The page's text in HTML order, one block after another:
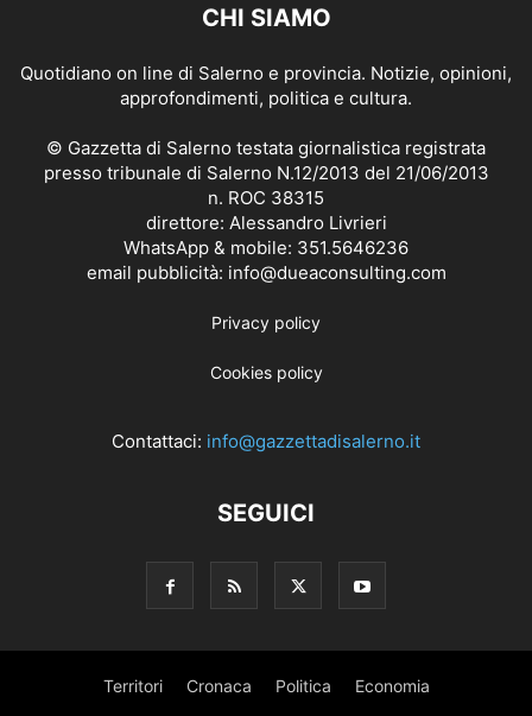
CHI SIAMO
Quotidiano on line di Salerno e provincia. Notizie, opinioni,
approfondimenti, politica e cultura.
© Gazzetta di Salerno testata giornalistica registrata
presso tribunale di Salerno N.12/2013 del 21/06/2013
n. ROC 38315
direttore: Alessandro Livrieri
WhatsApp & mobile: 351.5646236
email pubblicità: info@dueaconsulting.com
Privacy policy
Cookies policy
Contattaci: info@gazzettadisalerno.it
SEGUICI
Territori Cronaca Politica Economia